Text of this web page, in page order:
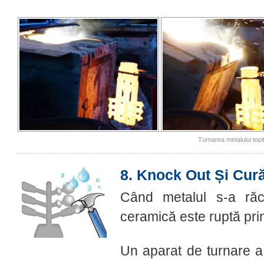
Turnarea metalului topit
8. Knock Out Și
Când metalul s-a
ceramică este ruptă
Un aparat de turnare